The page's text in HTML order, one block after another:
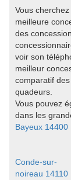
Vous
meilleure
des
voir son
meilleur
comparatif
quadeurs.
Vous pouvez
dans les
Bayeux 14400
Conde-sur-
noireau 14110